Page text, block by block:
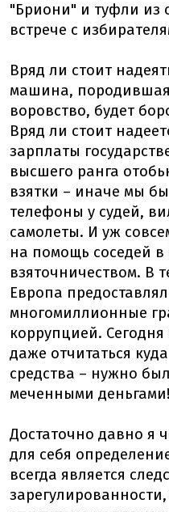
"Бриони" и туфли из
встрече с
Вряд ли стоит
машина, породившая
воровство, будет
Вряд ли стоит
зарплаты
высшего ранга
взятки – иначе мы
телефоны у судей,
самолеты. И уж
на помощь соседей в
взяточничеством. В
Европа
многомиллионные
коррупцией.
даже отчитаться
средства – нужно
меченными деньгами!
Достаточно давно я
для себя
всегда является